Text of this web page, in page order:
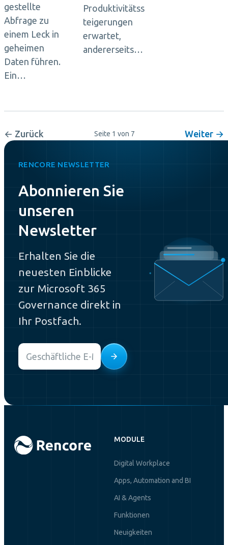
gestellte
Abfrage zu
einem Leck in
geheimen
Daten führen.
Ein…
Produktivitätss
teigerungen
erwartet,
andererseits…
← Zurück Seite 1 von 7 Weiter →
RENCORE NEWSLETTER
Abonnieren Sie
unseren
Newsletter
Erhalten Sie die
neuesten Einblicke
zur Microsoft 365
Governance direkt in
Ihr Postfach.
Email
MODULE
Digital Workplace
Apps, Automation and BI
AI & Agents
Funktionen
Neuigkeiten